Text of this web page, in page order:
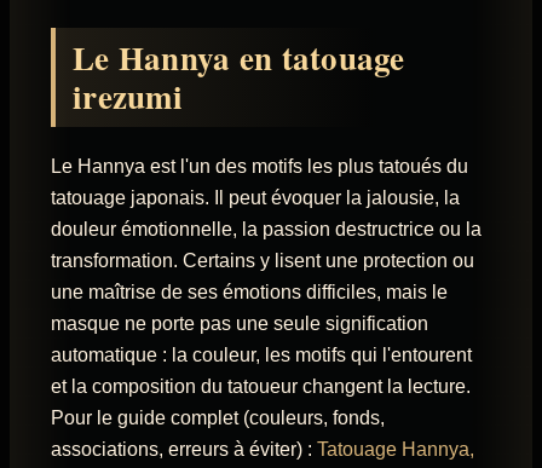
Le Hannya en tatouage
irezumi
Le Hannya est l'un des motifs les plus tatoués du
tatouage japonais. Il peut évoquer la jalousie, la
douleur émotionnelle, la passion destructrice ou la
transformation. Certains y lisent une protection ou
une maîtrise de ses émotions difficiles, mais le
masque ne porte pas une seule signification
automatique : la couleur, les motifs qui l'entourent
et la composition du tatoueur changent la lecture.
Pour le guide complet (couleurs, fonds,
associations, erreurs à éviter) : Tatouage Hannya,